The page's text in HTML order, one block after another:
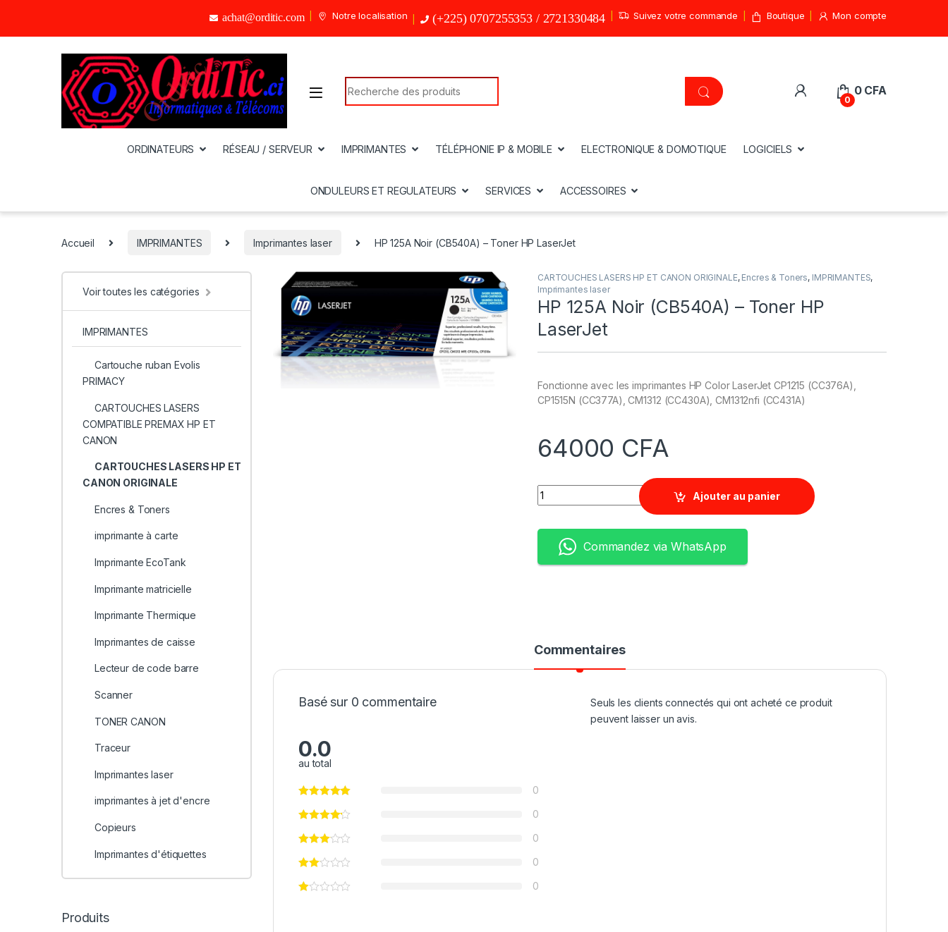
achat@orditic.com Notre localisation (+225) 0707255353 / 2721330484 Suivez votre commande Boutique Mon compte
Search for:
0
0 CFA
ORDINATEURS RÉSEAU / SERVEUR IMPRIMANTES TÉLÉPHONIE IP & MOBILE ELECTRONIQUE & DOMOTIQUE LOGICIELS
ONDULEURS ET REGULATEURS SERVICES ACCESSOIRES
Accueil IMPRIMANTES Imprimantes laser HP 125A Noir (CB540A) – Toner HP LaserJet
CARTOUCHES LASERS HP ET CANON ORIGINALE, Encres & Toners, IMPRIMANTES,
Imprimantes laser
HP 125A Noir (CB540A) – Toner HP
LaserJet
Fonctionne avec les imprimantes HP Color LaserJet CP1215 (CC376A),
CP1515N (CC377A), CM1312 (CC430A), CM1312nfi (CC431A)
64000 CFA
Quantity
Ajouter au panier
Commandez via WhatsApp
Commentaires
Basé sur 0 commentaire
0.0
au total
0
0
0
0
0
Seuls les clients connectés qui ont acheté ce produit
peuvent laisser un avis.
Voir toutes les catégories
IMPRIMANTES
Cartouche ruban Evolis
PRIMACY
CARTOUCHES LASERS
COMPATIBLE PREMAX HP ET
CANON
CARTOUCHES LASERS HP ET
CANON ORIGINALE
Encres & Toners
imprimante à carte
Imprimante EcoTank
Imprimante matricielle
Imprimante Thermique
Imprimantes de caisse
Lecteur de code barre
Scanner
TONER CANON
Traceur
Imprimantes laser
imprimantes à jet d'encre
Copieurs
Imprimantes d'étiquettes
Produits